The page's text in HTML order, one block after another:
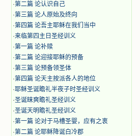
·第二篇 论认识自己
·第三篇 论人原始及终向
·第四篇 论吾主耶稣在我们当中
·来临第四主日圣经训义
·第一篇 论补赎
·第二篇 论迎接耶稣的预备
·第三篇 论预备领圣体
·第四篇 论天主按派各人的地位
·耶稣圣诞瞻礼半夜子时圣经训义
·圣诞昧爽瞻礼圣经训义
·圣诞天明瞻礼圣经训义
·第一篇 论对于马槽圣婴，应有之衷
·第二篇 论耶稣降诞白冷郡